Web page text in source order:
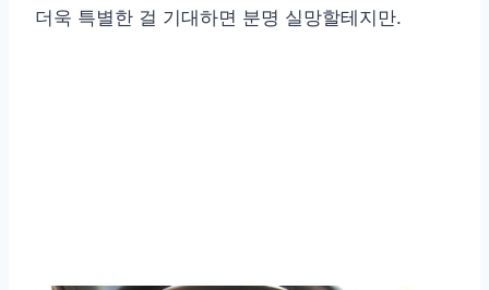
더욱 특별한 걸 기대하면 분명 실망할테지만.